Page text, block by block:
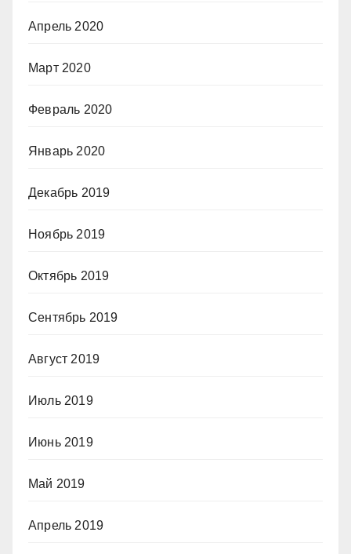
Апрель 2020
Март 2020
Февраль 2020
Январь 2020
Декабрь 2019
Ноябрь 2019
Октябрь 2019
Сентябрь 2019
Август 2019
Июль 2019
Июнь 2019
Май 2019
Апрель 2019